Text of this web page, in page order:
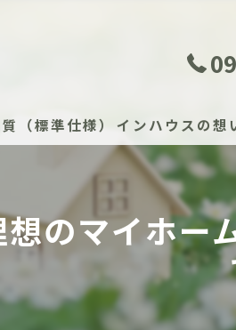
（標準仕様）
安心の保証体制
新築住宅かし保険（JIO）
インハウスの想
のマイホー